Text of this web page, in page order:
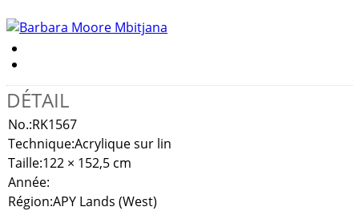
DÉTAIL
No.:RK1567
Technique:Acrylique sur lin
Taille:122 × 152,5 cm
Année:
Région:APY Lands (West)